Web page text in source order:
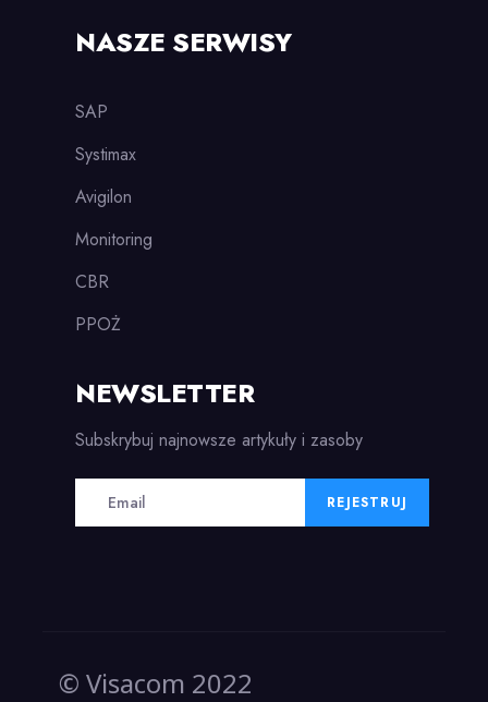
NASZE SERWISY
SAP
Systimax
Avigilon
Monitoring
CBR
PPOŻ
NEWSLETTER
Subskrybuj najnowsze artykuły i zasoby
REJESTRUJ
© Visacom 2022